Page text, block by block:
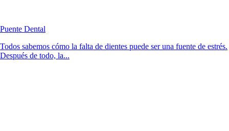
Puente Dental
Todos sabemos cómo la falta de dientes puede ser una fuente de estrés.
Después de todo, la...